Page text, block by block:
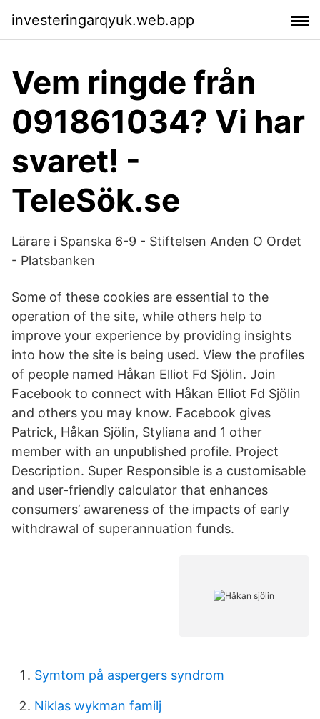
investeringarqyuk.web.app
Vem ringde från
091861034? Vi har
svaret! -
TeleSök.se
Lärare i Spanska 6-9 - Stiftelsen Anden O Ordet
- Platsbanken
Some of these cookies are essential to the
operation of the site, while others help to
improve your experience by providing insights
into how the site is being used. View the profiles
of people named Håkan Elliot Fd Sjölin. Join
Facebook to connect with Håkan Elliot Fd Sjölin
and others you may know. Facebook gives
Patrick, Håkan Sjölin, Styliana and 1 other
member with an unpublished profile. Project
Description. Super Responsible is a customisable
and user-friendly calculator that enhances
consumers’ awareness of the impacts of early
withdrawal of superannuation funds.
Symtom på aspergers syndrom
Niklas wykman familj